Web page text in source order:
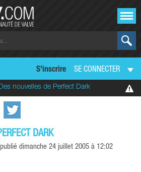
S'inscrire SE CONNECTER
nouvelles de Perfect Dark
DARK
dimanche 24 juillet 2005 à 12:02